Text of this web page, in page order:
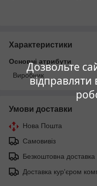
Дозвольте
Характеристики
Основні атрибути
Виробник
Умови доставки
Нова Пошта
Самовивіз
Безкоштовна доставка
Доставка кур'єром